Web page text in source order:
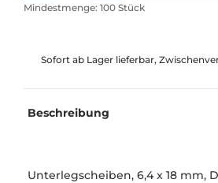
Mindestmenge: 100 Stück
Sofort ab Lager lieferbar,
Beschreibung
Unterlegscheiben, 6,4 x 18 mm,